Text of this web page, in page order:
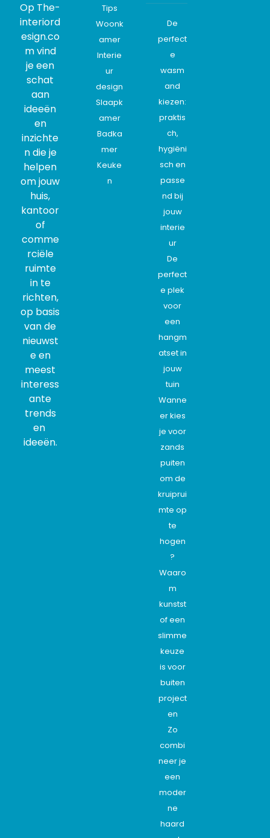
Op The-
interiord
esign.co
m vind
je een
schat
aan
ideeën
en
inzichte
n die je
helpen
om jouw
huis,
kantoor
of
comme
rciële
ruimte
in te
richten,
op basis
van de
nieuwst
e en
meest
interess
ante
trends
en
ideeën.
Tips
Woonk
amer
Interie
ur
design
Slaapk
amer
Badka
mer
Keuke
n
De
perfect
e
wasm
and
kiezen:
praktis
ch,
hygiëni
sch en
passe
nd bij
jouw
interie
ur
De
perfect
e plek
voor
een
hangm
atset in
jouw
tuin
Wanne
er kies
je voor
zands
puiten
om de
kruiprui
mte op
te
hogen
?
Waaro
m
kunstst
of een
slimme
keuze
is voor
buiten
project
en
Zo
combi
neer je
een
moder
ne
haard